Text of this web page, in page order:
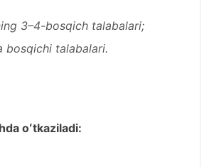
3–4-bosqich talabalari;
bosqichi talabalari.
oʻtkaziladi: